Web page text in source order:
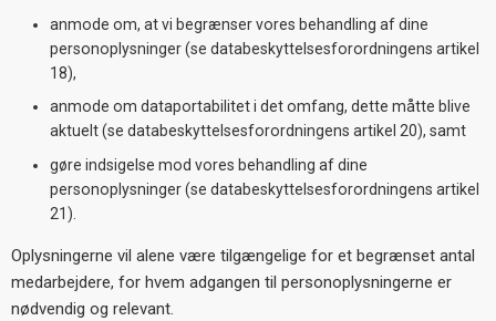
anmode om, at vi begrænser vores behandling af dine
personoplysninger (se databeskyttelsesforordningens artikel
18),
anmode om dataportabilitet i det omfang, dette måtte blive
aktuelt (se databeskyttelsesforordningens artikel 20), samt
gøre indsigelse mod vores behandling af dine
personoplysninger (se databeskyttelsesforordningens artikel
21).
Oplysningerne vil alene være tilgængelige for et begrænset antal
medarbejdere, for hvem adgangen til personoplysningerne er
nødvendig og relevant.